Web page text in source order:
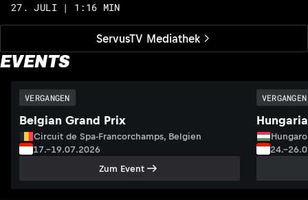
ServusTV Mediathek
27. JULI | 1:16 MIN
EVENTS
VERGANGEN
Belgian Grand Prix
Circuit de Spa-Francorchamps, Belgien
17.–19.07.2026
Zum Event
VERGANGEN